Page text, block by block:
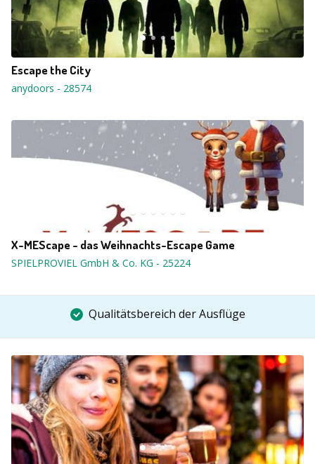
Escape the City
anydoors - 28574
X-MEScape - das Weihnachts-Escape Game
SPIELPROVIEL GmbH & Co. KG - 25224
Qualitätsbereich der Ausflüge